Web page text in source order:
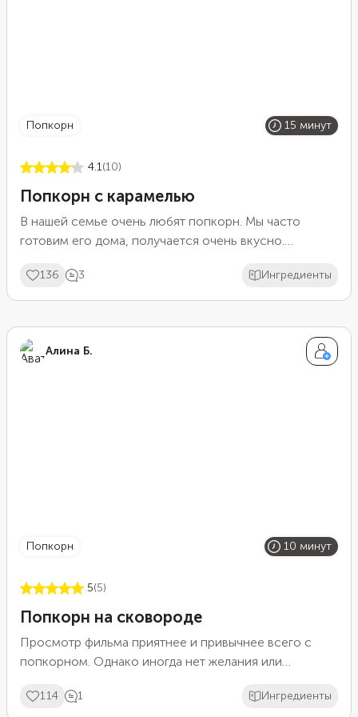
попкорн 15 минут
4.1(10)
Попкорн с карамелью
В нашей семье очень любят попкорн. Мы часто
готовим его дома, получается очень вкусно.
136 3 Ингредиенты
Алина Б.
попкорн 10 минут
5(5)
Попкорн на сковороде
Просмотр фильма приятнее и привычнее всего с
попкорном. Однако иногда нет желания или
Посмотреть хороший фильм можно и дома. А за
114 1 Ингредиенты